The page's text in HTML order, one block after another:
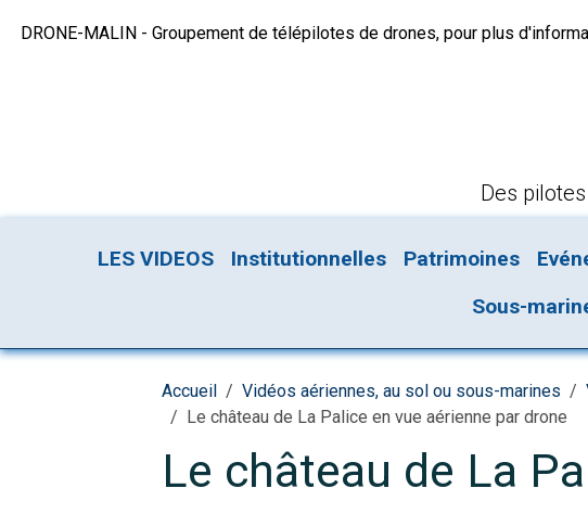
DRONE-MALIN - Groupement de télépilotes de drones, pour plus
Des
LES VIDEOS Institutionnelles Patrimoines
Sous-
Accueil Vidéos aériennes, au sol ou sous-marines
Le château de La Palice en vue aérienne par drone
Le château de La